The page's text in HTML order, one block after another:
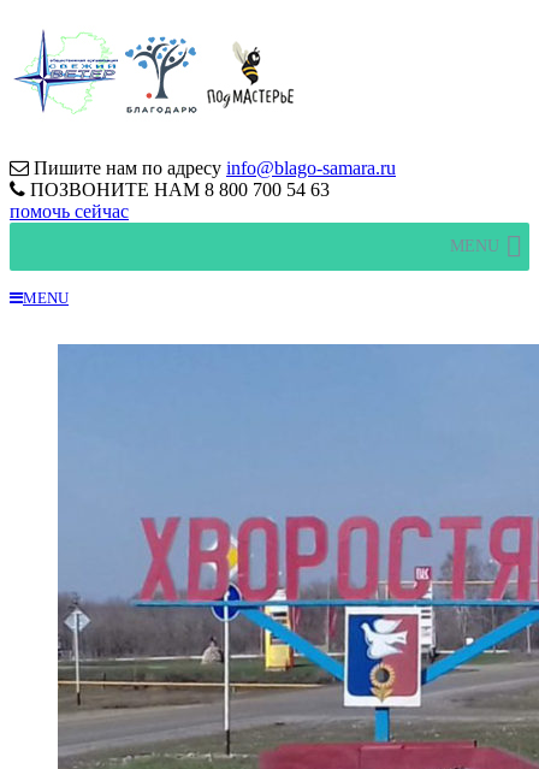
Пишите нам по адресу info@blago-samara.ru
ПОЗВОНИТЕ НАМ 8 800 700 54 63
помочь сейчас
MENU
MENU